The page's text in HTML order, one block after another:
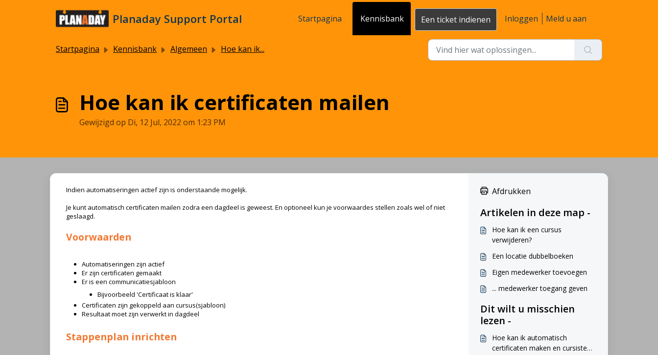
Planaday Support Portal Startpagina Kennisbank Een ticket indienen Inloggen Meld u aan
Startpagina Kennisbank Algemeen Hoe kan ik...
Hoe kan ik certificaten mailen
Gewijzigd op Di, 12 Jul, 2022 om 1:23 PM
Indien automatiseringen actief zijn is onderstaande mogelijk.
Je kunt automatisch certificaten mailen zodra een dagdeel is geweest. En optioneel kun je voorwaardes stellen zoals wel of niet
geslaagd.
Voorwaarden
Automatiseringen zijn actief
Er zijn certificaten gemaakt
Er is een communicatiesjabloon
Bijvoorbeeld 'Certificaat is klaar'
Certificaten zijn gekoppeld aan cursus(sjabloon)
Resultaat moet zijn verwerkt in dagdeel
Stappenplan inrichten
Afdrukken
Artikelen in deze map -
Hoe kan ik een cursus
verwijderen?
Een locatie dubbelboeken
Eigen medewerker toevoegen
... medewerker toegang geven
Dit wilt u misschien
lezen -
Hoe kan ik automatisch
certificaten maken en cursisten